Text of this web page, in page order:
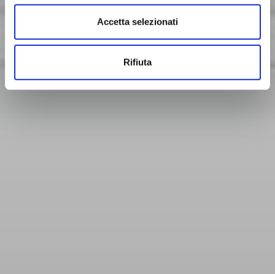
Accetta selezionati
Rifiuta